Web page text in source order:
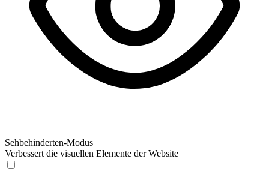
Sehbehinderten-Modus
Verbessert die visuellen Elemente der Website